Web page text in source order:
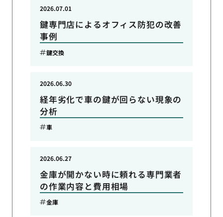
鍵専門店によるオフィス防犯の改善
事例
2026.07.01
鍵交換
経年劣化で車の鍵が回らない現象の
分析
2026.06.30
車
金庫が開かない時に頼れる専門業者
の作業内容と費用相場
2026.06.27
金庫